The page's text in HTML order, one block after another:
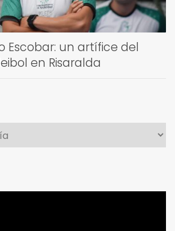
Escobar: un artífice del
en Risaralda